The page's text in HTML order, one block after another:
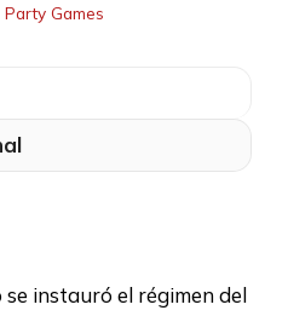
Party Games
instauró el régimen del